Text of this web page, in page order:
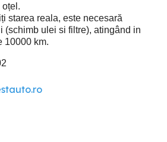
oțel.
starea reala, este necesară
(schimb ulei si filtre), atingând in
10000 km.